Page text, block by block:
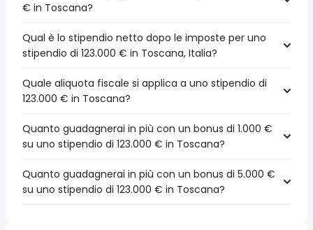
€ in Toscana?
Qual è lo stipendio netto dopo le imposte per uno
stipendio di 123.000 € in Toscana, Italia?
Quale aliquota fiscale si applica a uno stipendio di
123.000 € in Toscana?
Quanto guadagnerai in più con un bonus di 1.000 €
su uno stipendio di 123.000 € in Toscana?
Quanto guadagnerai in più con un bonus di 5.000 €
su uno stipendio di 123.000 € in Toscana?